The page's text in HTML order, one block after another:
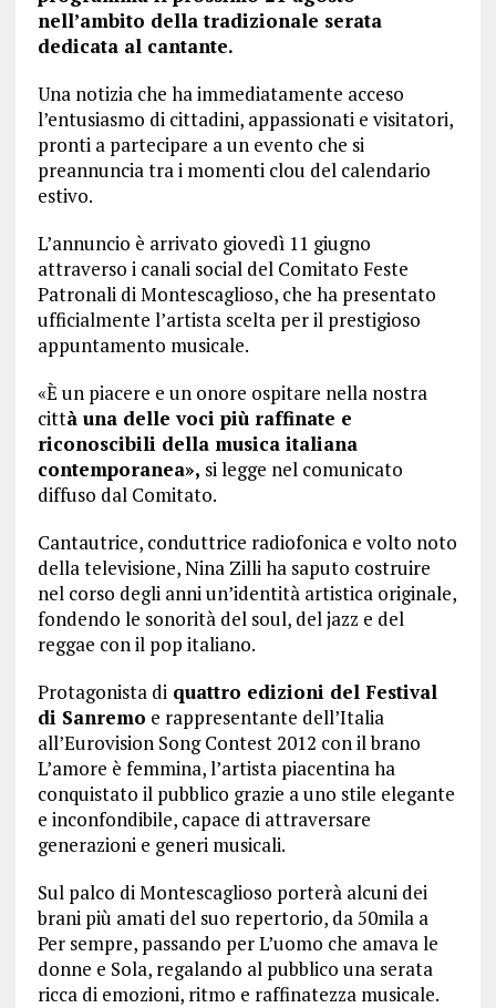
nell’ambito della tradizionale serata
dedicata al cantante.
Una notizia che ha immediatamente acceso
l’entusiasmo di cittadini, appassionati e visitatori,
pronti a partecipare a un evento che si
preannuncia tra i momenti clou del calendario
estivo.
L’annuncio è arrivato giovedì 11 giugno
attraverso i canali social del Comitato Feste
Patronali di Montescaglioso, che ha presentato
ufficialmente l’artista scelta per il prestigioso
appuntamento musicale.
«È un piacere e un onore ospitare nella nostra
città una delle voci più raffinate e
riconoscibili della musica italiana
contemporanea», si legge nel comunicato
diffuso dal Comitato.
Cantautrice, conduttrice radiofonica e volto noto
della televisione, Nina Zilli ha saputo costruire
nel corso degli anni un’identità artistica originale,
fondendo le sonorità del soul, del jazz e del
reggae con il pop italiano.
Protagonista diquattro edizioni del Festival
di Sanremo e rappresentante dell’Italia
all’Eurovision Song Contest 2012 con il brano
L’amore è femmina, l’artista piacentina ha
conquistato il pubblico grazie a uno stile elegante
e inconfondibile, capace di attraversare
generazioni e generi musicali.
Sul palco di Montescaglioso porterà alcuni dei
brani più amati del suo repertorio, da 50mila a
Per sempre, passando per L’uomo che amava le
donne e Sola, regalando al pubblico una serata
ricca di emozioni, ritmo e raffinatezza musicale.